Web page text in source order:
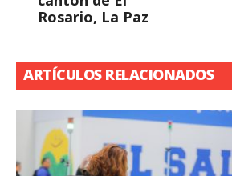
Rosario, La Paz
ARTÍCULOS RELACIONADOS